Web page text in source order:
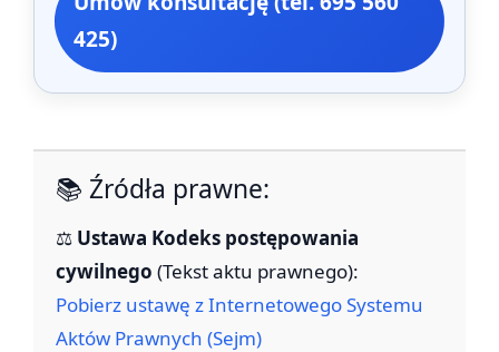
425)
📚 Źródła prawne:
⚖️ Ustawa Kodeks postępowania
cywilnego (Tekst aktu prawnego):
Pobierz ustawę z Internetowego Systemu
Aktów Prawnych (Sejm)